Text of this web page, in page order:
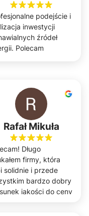
podejście i
inwestycji
źródeł
Polecam
Rafał Mikuła
Długo
firmy, która
solidnie i przede
bardzo dobry
jakości do ceny